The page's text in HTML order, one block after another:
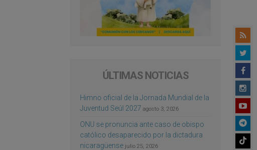
ÚLTIMAS NOTICIAS
Himno oficial de la Jornada Mundial de la
Juventud Seúl 2027 agosto 3, 2026
ONU se pronuncia ante caso de obispo
católico desaparecido por la dictadura
nicaragüense julio 25, 2026